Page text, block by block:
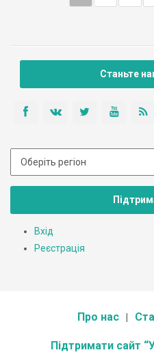
Станьте
Вхід
Реєстрація
Про нас
Підтримати сайт